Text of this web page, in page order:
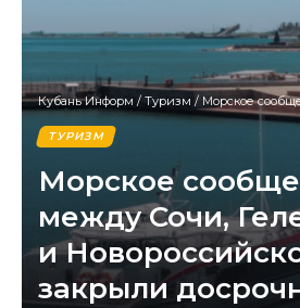
Кубань Информ / Туризм / Морское сообщение между Сочи,
ТУРИЗМ
Морское
между Сочи,
и
закрыли